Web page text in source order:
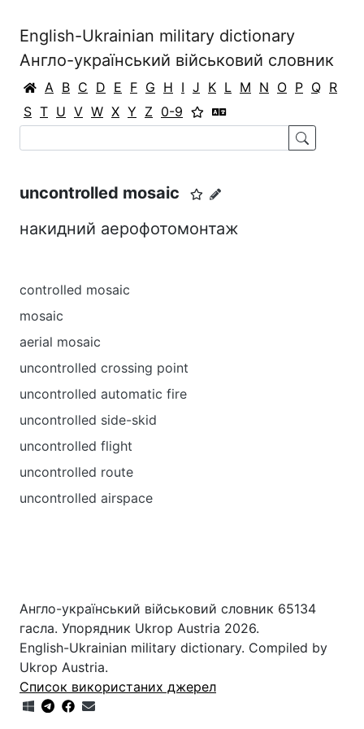
English-Ukrainian military dictionary
Англо-український військовий словник
A B C D E F G H I J K L M N O P Q R
S T U V W X Y Z 0-9
uncontrolled mosaic
накидний аерофотомонтаж
controlled mosaic
mosaic
aerial mosaic
uncontrolled crossing point
uncontrolled automatic fire
uncontrolled side-skid
uncontrolled flight
uncontrolled route
uncontrolled airspace
Англо-український військовий словник 65134
гасла. Упорядник Ukrop Austria 2026.
English-Ukrainian military dictionary. Compiled by
Ukrop Austria.
Список використаних джерел